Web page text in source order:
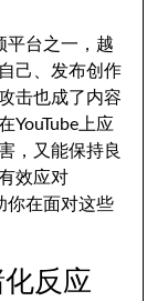
平台之一，越
己、发布创作
击也成了内容
YouTube上应
，又能保持良
效应对
你在面对这些
反应